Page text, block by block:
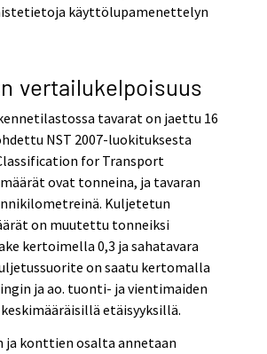
käyttölupamenettelyn
vertailukelpoisuus
tavarat on jaettu 16
NST 2007-luokituksesta
for Transport
ovat tonneina, ja tavaran
Kuljetetun
on muutettu tonneiksi
kertoimella 0,3 ja sahatavara
on saatu kertomalla
ja ao. tuonti- ja vientimaiden
etäisyyksillä.
ja konttien osalta annetaan